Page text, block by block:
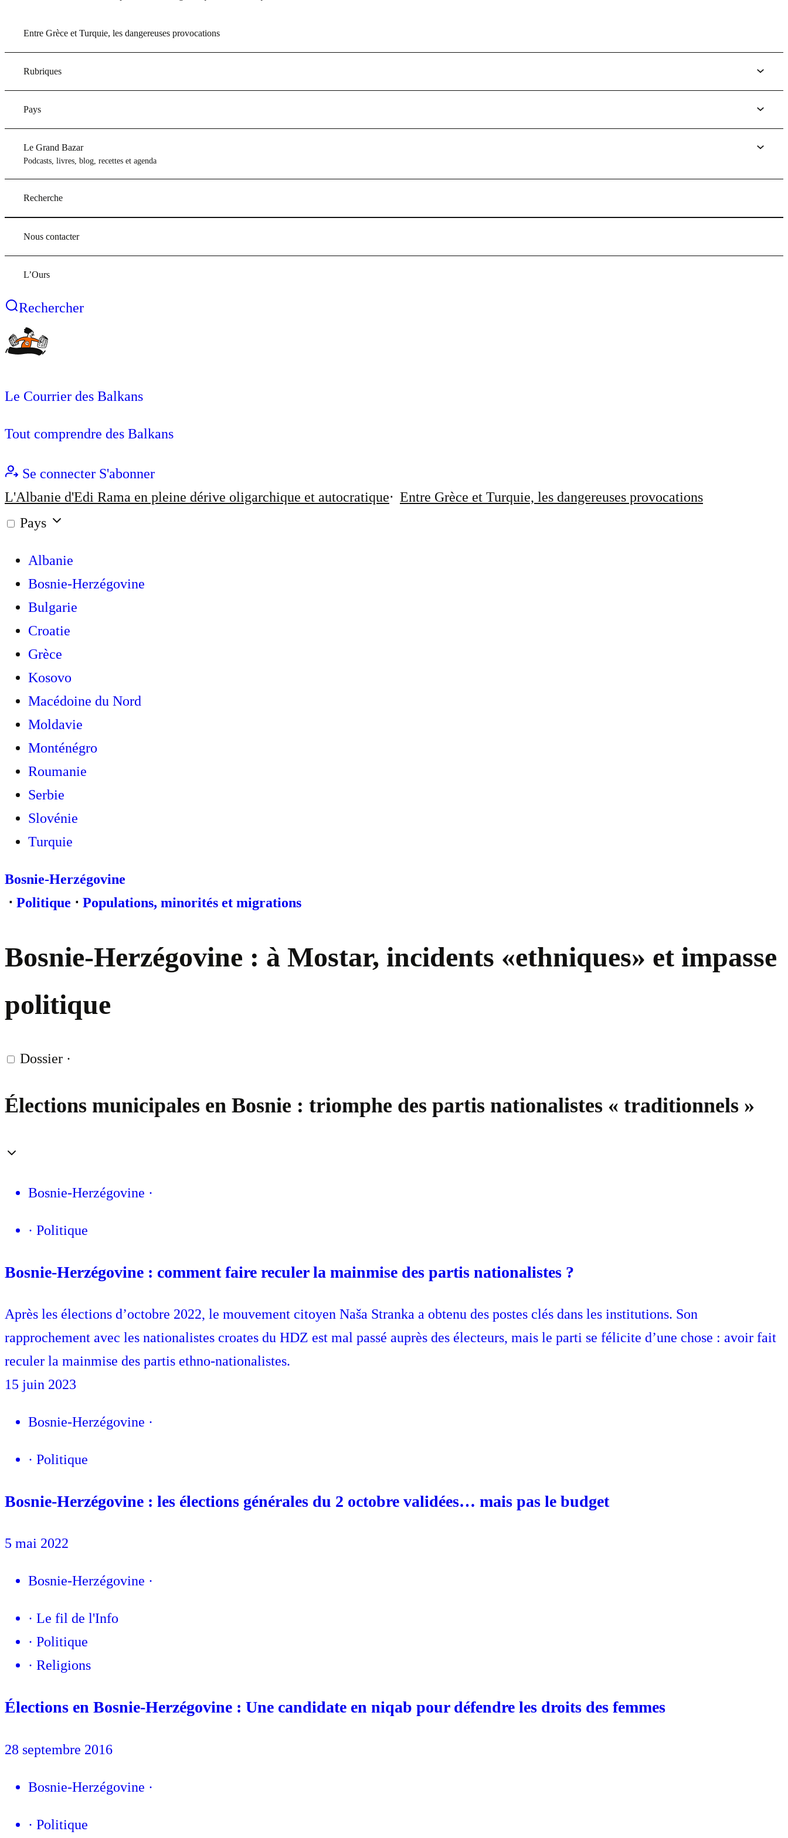
Entre Grèce et Turquie, les dangereuses provocations
Rubriques
Pays
Le Grand Bazar
Podcasts, livres, blog, recettes et agenda
Recherche
Nous contacter
L’Ours
Rechercher
Le Courrier des Balkans
Tout comprendre des Balkans
Se connecter S'abonner
L'Albanie d'Edi Rama en pleine dérive oligarchique et autocratique
Entre Grèce et Turquie, les dangereuses provocations
Pays
Albanie
Bosnie-Herzégovine
Bulgarie
Croatie
Grèce
Kosovo
Macédoine du Nord
Moldavie
Monténégro
Roumanie
Serbie
Slovénie
Turquie
Bosnie-Herzégovine
⋅ Politique ⋅ Populations, minorités et migrations
Bosnie-Herzégovine : à Mostar, incidents «ethniques» et impasse
politique
Dossier ·
Élections municipales en Bosnie : triomphe des partis nationalistes « traditionnels »
Bosnie-Herzégovine ·
· Politique
Bosnie-Herzégovine : comment faire reculer la mainmise des partis nationalistes ?
Après les élections d’octobre 2022, le mouvement citoyen Naša Stranka a obtenu des postes clés dans les institutions. Son
rapprochement avec les nationalistes croates du HDZ est mal passé auprès des électeurs, mais le parti se félicite d’une chose : avoir fait
reculer la mainmise des partis ethno-nationalistes.
15 juin 2023
Bosnie-Herzégovine ·
· Politique
Bosnie-Herzégovine : les élections générales du 2 octobre validées… mais pas le budget
5 mai 2022
Bosnie-Herzégovine ·
· Le fil de l'Info
· Politique
· Religions
Élections en Bosnie-Herzégovine : Une candidate en niqab pour défendre les droits des femmes
28 septembre 2016
Bosnie-Herzégovine ·
· Politique